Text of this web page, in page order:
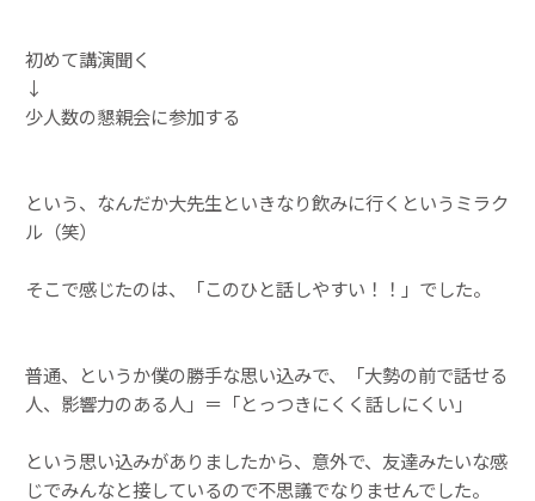
初めて講演聞く
↓
少人数の懇親会に参加する
という、なんだか大先生といきなり飲みに行くというミラク
ル（笑）
そこで感じたのは、「このひと話しやすい！！」でした。
普通、というか僕の勝手な思い込みで、「大勢の前で話せる
人、影響力のある人」＝「とっつきにくく話しにくい」
という思い込みがありましたから、意外で、友達みたいな感
じでみんなと接しているので不思議でなりませんでした。